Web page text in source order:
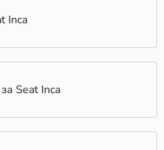
Екипът на КарАуто.БГ е
с професионален
най-добрия избор за
за качествени авточасти,
и сигурност при всяко
Inca
Seat Inca